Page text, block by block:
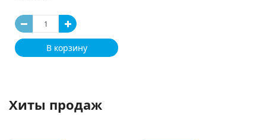
В корзину
Хиты продаж